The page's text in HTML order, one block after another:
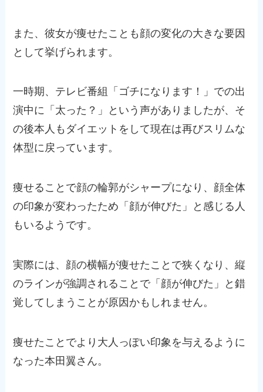
また、彼女が痩せたことも顔の変化の大きな要因
として挙げられます。
一時期、テレビ番組「ゴチになります！」での出
演中に「太った？」という声がありましたが、そ
の後本人もダイエットをして現在は再びスリムな
体型に戻っています。
痩せることで顔の輪郭がシャープになり、顔全体
の印象が変わったため「顔が伸びた」と感じる人
もいるようです。
実際には、顔の横幅が痩せたことで狭くなり、縦
のラインが強調されることで「顔が伸びた」と錯
覚してしまうことが原因かもしれません。
痩せたことでより大人っぽい印象を与えるように
なった本田翼さん。